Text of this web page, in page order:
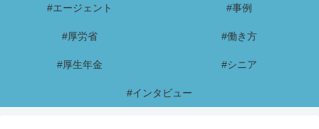
#エージェント #事例
#厚労省 #働き方
#厚生年金 #シニア
#インタビュー